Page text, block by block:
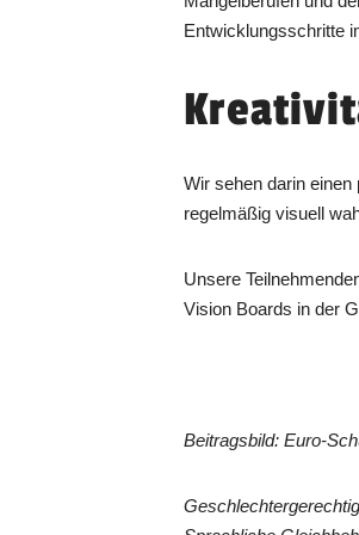
Entwicklungsschritte
Wir sehen darin
regelmäßig visuell
Unsere
Vision Boards in der
Beitragsbild: Euro-